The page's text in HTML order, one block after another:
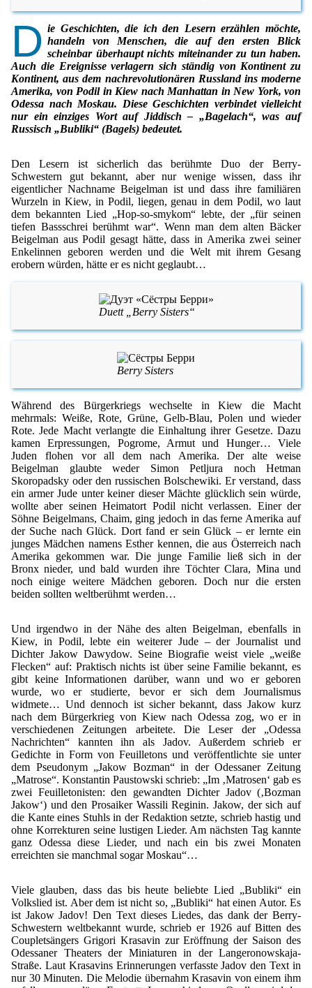
D ie Geschichten, die ich den Lesern erzählen möchte,
handeln von Menschen, die auf den ersten Blick
scheinbar überhaupt nichts miteinander zu tun haben.
Auch die Ereignisse verlagern sich ständig von Kontinent zu
Kontinent, aus dem nachrevolutionären Russland ins moderne
Amerika, von Podil in Kiew nach Manhattan in New York, von
Odessa nach Moskau. Diese Geschichten verbindet vielleicht
nur ein einziges Wort auf Jiddisch – „Bagelach“, was auf
Russisch „Bubliki“ (Bagels) bedeutet.
Den Lesern ist sicherlich das berühmte Duo der Berry-
Schwestern gut bekannt, aber nur wenige wissen, dass ihr
eigentlicher Nachname Beigelman ist und dass ihre familiären
Wurzeln in Kiew, in Podil, liegen, genau in dem Podil, wo laut
dem bekannten Lied „Hop-so-smykom“ lebte, der „für seinen
tiefen Bassschrei berühmt war“. Wenn man dem alten Bäcker
Beigelman aus Podil gesagt hätte, dass in Amerika zwei seiner
Enkelinnen geboren werden und die Welt mit ihrem Gesang
erobern würden, hätte er es nicht geglaubt…
Duett „Berry Sisters“
Berry Sisters
Während des Bürgerkriegs wechselte in Kiew die Macht
mehrmals: Weiße, Rote, Grüne, Gelb-Blau, Polen und wieder
Rote. Jede Macht verlangte die Einhaltung ihrer Gesetze. Dazu
kamen Erpressungen, Pogrome, Armut und Hunger… Viele
Juden flohen vor all dem nach Amerika. Der alte weise
Beigelman glaubte weder Simon Petljura noch Hetman
Skoropadsky oder den russischen Bolschewiki. Er verstand, dass
ein armer Jude unter keiner dieser Mächte glücklich sein würde,
wollte aber seinen Heimatort Podil nicht verlassen. Einer der
Söhne Beigelmans, Chaim, ging jedoch in das ferne Amerika auf
der Suche nach Glück. Dort fand er sein Glück – er lernte ein
junges Mädchen namens Esther kennen, die aus Österreich nach
Amerika gekommen war. Die junge Familie ließ sich in der
Bronx nieder, und bald wurden ihre Töchter Clara, Mina und
noch einige weitere Mädchen geboren. Doch nur die ersten
beiden sollten weltberühmt werden…
Und irgendwo in der Nähe des alten Beigelman, ebenfalls in
Kiew, in Podil, lebte ein weiterer Jude – der Journalist und
Dichter Jakow Dawydow. Seine Biografie weist viele „weiße
Flecken“ auf: Praktisch nichts ist über seine Familie bekannt, es
gibt keine Informationen darüber, wann und wo er geboren
wurde, wo er studierte, bevor er sich dem Journalismus
widmete… Und dennoch ist sicher bekannt, dass Jakow kurz
nach dem Bürgerkrieg von Kiew nach Odessa zog, wo er in
verschiedenen Zeitungen arbeitete. Die Leser der „Odessa
Nachrichten“ kannten ihn als Jadov. Außerdem schrieb er
Gedichte in Form von Feuilletons und veröffentlichte sie unter
dem Pseudonym „Jakow Bozman“ in der Odessaner Zeitung
„Matrose“. Konstantin Paustowski schrieb: „Im ‚Matrosen‘ gab es
zwei Feuilletonisten: den gewandten Dichter Jadov (‚Bozman
Jakow‘) und den Prosaiker Wassili Reginin. Jakow, der sich auf
die Kante eines Stuhls in der Redaktion setzte, schrieb hastig und
ohne Korrekturen seine lustigen Lieder. Am nächsten Tag kannte
ganz Odessa diese Lieder, und nach ein bis zwei Monaten
erreichten sie manchmal sogar Moskau“…
Viele glauben, dass das bis heute beliebte Lied „Bubliki“ ein
Volkslied ist. Aber dem ist nicht so, „Bubliki“ hat einen Autor. Es
ist Jakow Jadov! Den Text dieses Liedes, das dank der Berry-
Schwestern weltbekannt wurde, schrieb er 1926 auf Bitten des
Coupletsängers Grigori Krasavin zur Eröffnung der Saison des
Odessaner Theaters der Miniaturen in der Langeronowskaja-
Straße. Laut Krasavins Erinnerungen verfasste Jadov den Text in
nur 30 Minuten. Die Melodie übernahm Krasavin von einem ihm